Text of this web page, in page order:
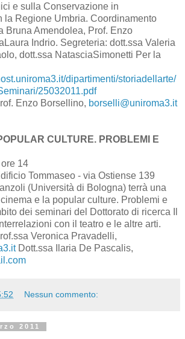
e sulla Conservazione in
la Regione Umbria. Coordinamento
Bruna Amendolea, Prof. Enzo
Indrio. Segreteria: dott.ssa Valeria
dott.ssa NatasciaSimonetti Per la
dipartimenti/storiadellarte/
25032011.pdf
Enzo Borsellino, borselli@uniroma3.it
CULTURE. PROBLEMI E
14
Tommaseo - via Ostiense 139
(Università di Bologna) terrà una
e la popular culture. Problemi e
dei seminari del Dottorato di ricerca Il
con il teatro e le altre arti.
Veronica Pravadelli,
Dott.ssa Ilaria De Pascalis,
Nessun commento:
2011